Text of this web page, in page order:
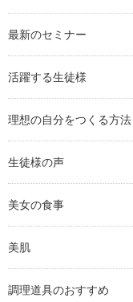
最新のセミナー
活躍する生徒様
理想の自分をつくる方法
生徒様の声
美女の食事
美肌
調理道具のおすすめ